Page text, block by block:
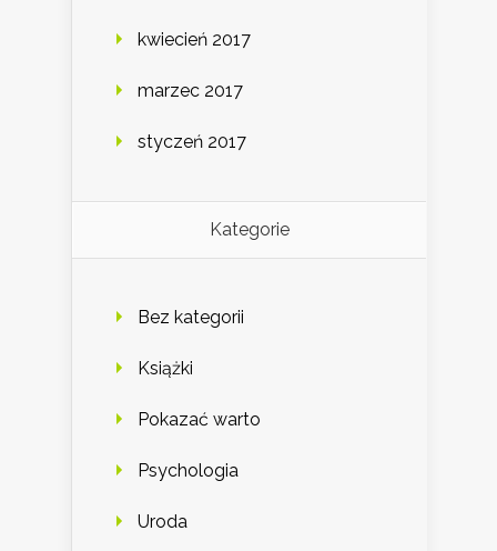
kwiecień 2017
marzec 2017
styczeń 2017
Kategorie
Bez kategorii
Książki
Pokazać warto
Psychologia
Uroda